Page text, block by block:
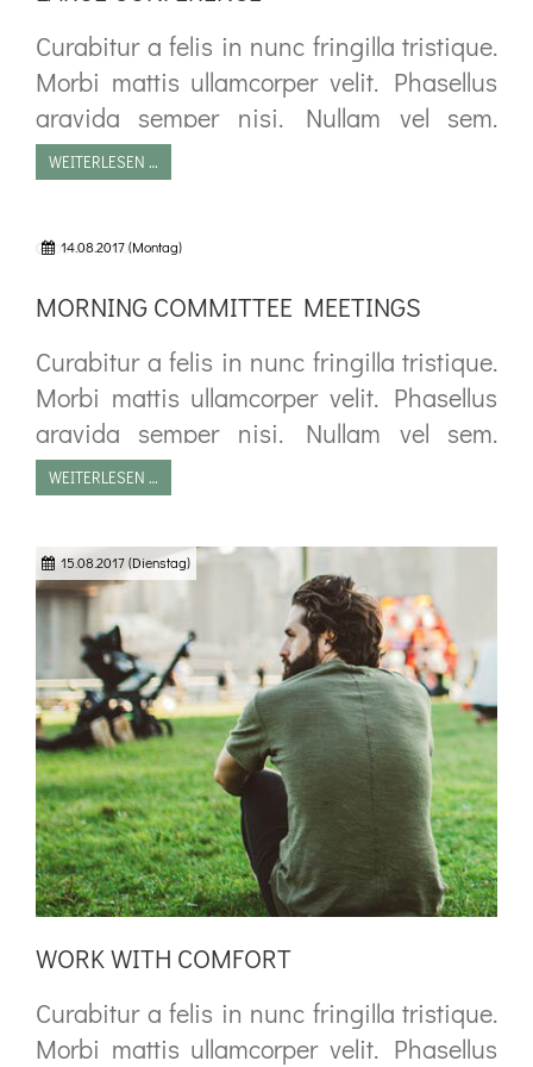
Curabitur a felis in nunc fringilla tristique.
Morbi mattis ullamcorper velit. Phasellus
gravida semper nisi. Nullam vel sem.
Pellentesque libero tortor, tincidunt et,
tincidunt eget, semper nec, quam. Sed
augue at pellentesque laoreet.
WEITERLESEN …
14.08.2017(Montag)
08:00–11:00
MORNING COMMITTEE MEETINGS
Curabitur a felis in nunc fringilla tristique.
Morbi mattis ullamcorper velit. Phasellus
gravida semper nisi. Nullam vel sem.
Pellentesque libero tortor, tincidunt et,
tincidunt eget, semper nec, quam. Sed
hendrerit. Morbi ac felis. Nunc egestas,
augue at pellentesque laoreet.
WEITERLESEN …
15.08.2017(Dienstag)
WORK WITH COMFORT
Curabitur a felis in nunc fringilla tristique.
Morbi mattis ullamcorper velit. Phasellus